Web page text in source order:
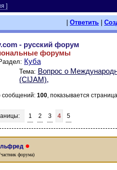
]
Ответить
- русский форум
форумы
Куба
Тема: Вопрос о
(CIJAM),
сообщений: 100, показывается
1 2 3 4 5
●
форума)